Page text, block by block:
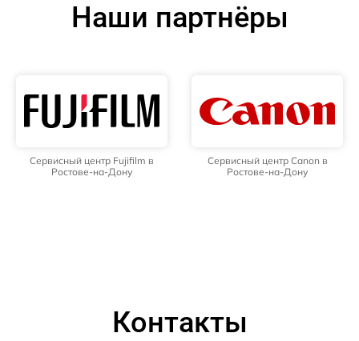
Наши партнёры
Сервисный центр Fujifilm в
Ростове-на-Дону
Сервисный центр Canon в
Ростове-на-Дону
Контакты